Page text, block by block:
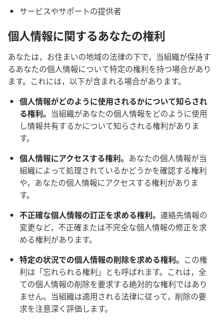
サービスやサポートの提供者
個人情報に関するあなたの権利
あなたは，お住まいの地域の法律の下で，当組織が保持す
るあなたの個人情報について特定の権利を持つ場合があり
ます。これには，以下が含まれる場合があります。
個人情報がどのように使用されるかについて知らされ
る権利。 当組織があなたの個人情報をどのように使用
し情報共有するかについて知らされる権利がありま
す。
個人情報にアクセスする権利。 あなたの個人情報が当
組織によって処理されているかどうかを確認する権利
や，あなたの個人情報にアクセスする権利がありま
す。
不正確な個人情報の訂正を求める権利。 連絡先情報の
変更など，不正確または不完全な個人情報の修正を求
める権利があります。
特定の状況での個人情報の削除を求める権利。 この権
利は「忘れられる権利」とも呼ばれます。これは，全
ての個人情報の削除を要求する絶対的な権利ではあり
ません。当組織は適用される法律に従って，削除の要
求を注意深く評価します。